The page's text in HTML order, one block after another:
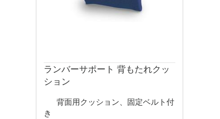
ランバーサポート 背もたれクッ
ション
背面用クッション、固定ベルト付
き